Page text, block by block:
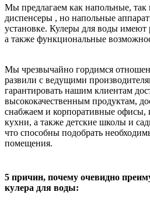
Мы предлагаем как напольные, так
диспенсеры , но напольные
установке. Кулеры для воды
а также функциональные
Мы чрезвычайно гордимся
развили с ведущими
гарантировать нашим клиентам
высококачественным продуктам,
снабжаем и корпоративные
кухни, а также детские школы и
что способны подобрать
помещения.
5 причин, почему очевидно
кулера для воды: